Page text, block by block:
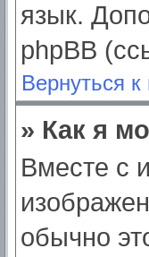
язык.
phpBB
Вернуться к
» Как я
Вместе с
обычно